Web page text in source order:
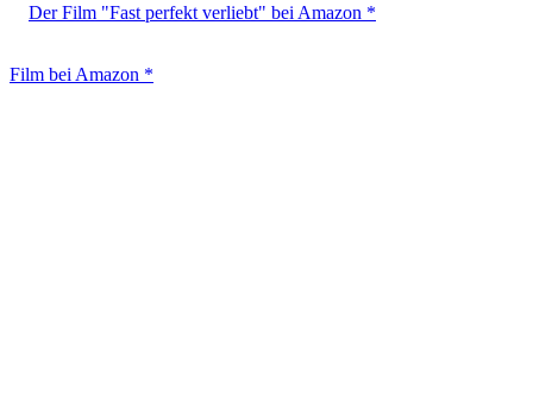
Der Film "Fast perfekt verliebt" bei Amazon *
Film bei Amazon *